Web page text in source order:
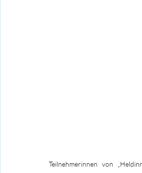
Teilnehmerinnen von